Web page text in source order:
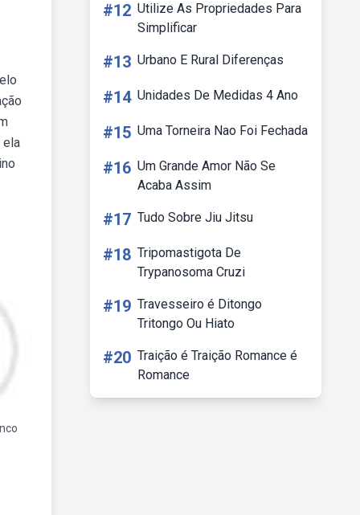
ela
#12 Utilize As Propriedades Para
Simplificar
#13 Urbano E Rural Diferenças
#14 Unidades De Medidas 4 Ano
#15 Uma Torneira Nao Foi Fechada
#16 Um Grande Amor Não Se
Acaba Assim
#17 Tudo Sobre Jiu Jitsu
#18 Tripomastigota De
Trypanosoma Cruzi
#19 Travesseiro é Ditongo
Tritongo Ou Hiato
#20 Traição é Traição Romance é
Romance